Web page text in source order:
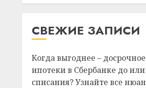
СВЕЖИЕ ЗАПИСИ
Когда выгоднее –
ипотеки в Сбербанке до
списания? Узнайте все